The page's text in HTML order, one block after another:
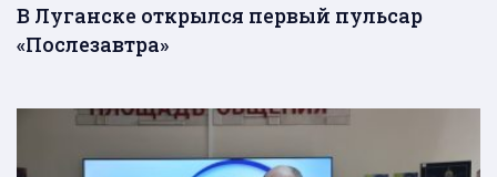
В Луганске открылся первый пульсар
«Послезавтра»